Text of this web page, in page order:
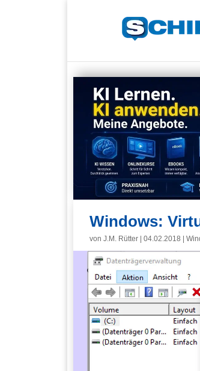
Windows:
von J.M. Rütter 04.02.2018